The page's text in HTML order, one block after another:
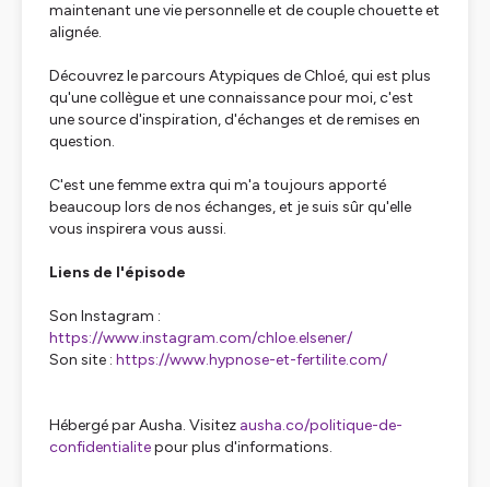
maintenant une vie personnelle et de couple chouette et
alignée.
Découvrez le parcours Atypiques de Chloé, qui est plus
qu'une collègue et une connaissance pour moi, c'est
une source d'inspiration, d'échanges et de remises en
question.
C'est une femme extra qui m'a toujours apporté
beaucoup lors de nos échanges, et je suis sûr qu'elle
vous inspirera vous aussi.
Liens de l'épisode
Son Instagram :
https://www.instagram.com/chloe.elsener/
Son site : https://www.hypnose-et-fertilite.com/
Hébergé par Ausha. Visitez ausha.co/politique-de-
confidentialitepour plus d'informations.